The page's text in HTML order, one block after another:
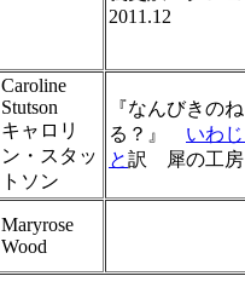
2011.12
Caroline
Stutson
キャロリ
ン・スタッ
トソン
『なんびきの
る？』 いわ
と訳 犀の工
Maryrose
Wood